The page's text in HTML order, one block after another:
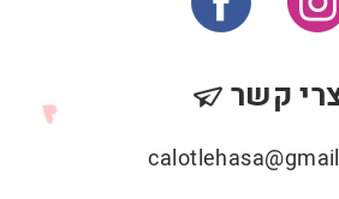
קשר